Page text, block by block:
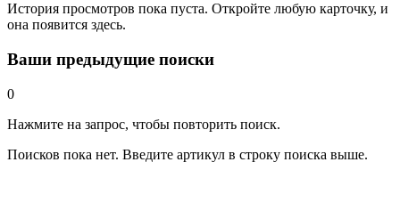
История просмотров пока пуста. Откройте любую карточку, и
она появится здесь.
Ваши предыдущие поиски
0
Нажмите на запрос, чтобы повторить поиск.
Поисков пока нет. Введите артикул в строку поиска выше.